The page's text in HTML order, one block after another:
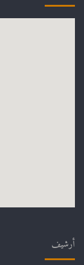
أرشيف